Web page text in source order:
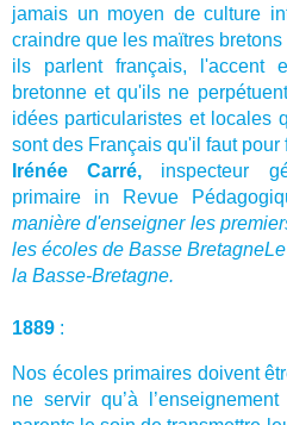
jamais un moyen de culture
craindre que les maïtres
ils parlent français,
bretonne et qu'ils ne
idées particularistes et locales
sont des Français qu'il faut pour
Irénée Carré, inspecteur
primaire in Revue
manière d'enseigner les
les écoles de Basse
la Basse-Bretagne.
1889 :
Nos écoles primaires doivent
ne servir qu’à